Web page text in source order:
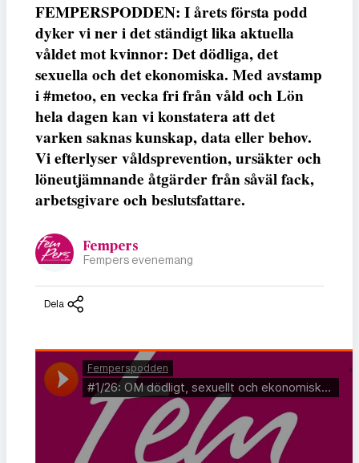
FEMPERSPODDEN: I årets första podd
dyker vi ner i det ständigt lika aktuella
våldet mot kvinnor: Det dödliga, det
sexuella och det ekonomiska. Med avstamp
i #metoo, en vecka fri från våld och Lön
hela dagen kan vi konstatera att det
varken saknas kunskap, data eller behov.
Vi efterlyser våldsprevention, ursäkter och
löneutjämnande åtgärder från såväl fack,
arbetsgivare och beslutsfattare.
Fempers
Fempers evenemang
Dela